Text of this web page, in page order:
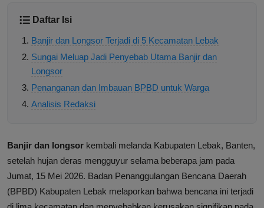
Daftar Isi
Banjir dan Longsor Terjadi di 5 Kecamatan Lebak
Sungai Meluap Jadi Penyebab Utama Banjir dan
Longsor
Penanganan dan Imbauan BPBD untuk Warga
Analisis Redaksi
Banjir dan longsor kembali melanda Kabupaten Lebak, Banten,
setelah hujan deras mengguyur selama beberapa jam pada
Jumat, 15 Mei 2026. Badan Penanggulangan Bencana Daerah
(BPBD) Kabupaten Lebak melaporkan bahwa bencana ini terjadi